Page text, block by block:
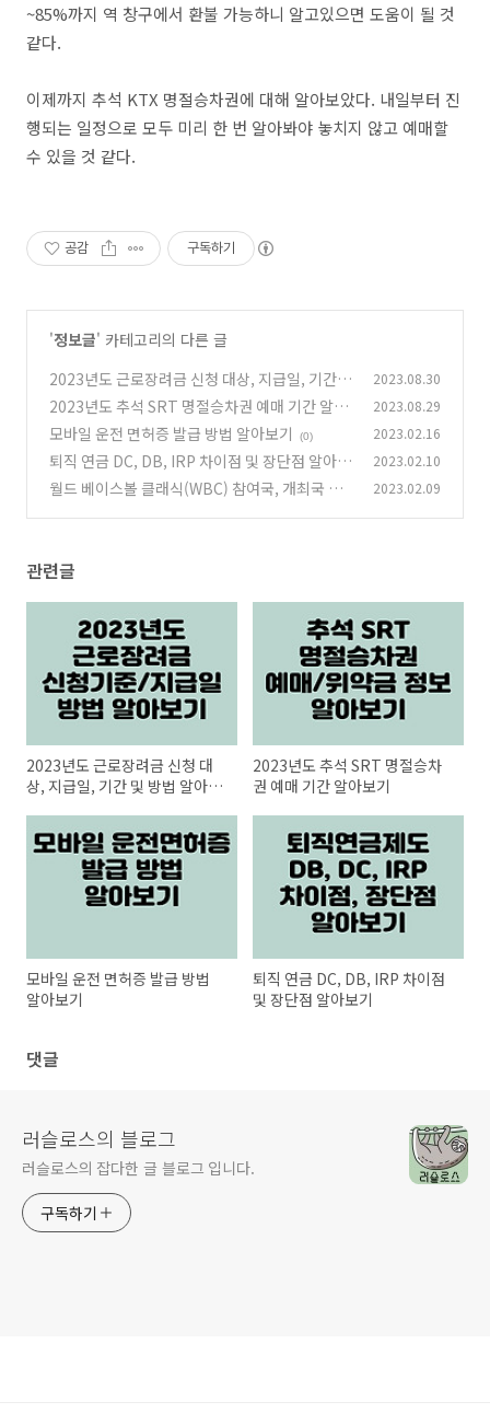
~85%까지 역 창구에서 환불 가능하니 알고있으면 도움이 될 것
같다.
이제까지 추석 KTX 명절승차권에 대해 알아보았다. 내일부터 진
행되는 일정으로 모두 미리 한 번 알아봐야 놓치지 않고 예매할
수 있을 것 같다.
공감 구독하기
'정보글' 카테고리의 다른 글
2023년도 근로장려금 신청 대상, 지급일, 기간
및 방법 알아보기 (0)
2023.08.30
2023년도 추석 SRT 명절승차권 예매 기간 알아
보기 (0)
2023.08.29
모바일 운전 면허증 발급 방법 알아보기 (0) 2023.02.16
퇴직 연금 DC, DB, IRP 차이점 및 장단점 알아보
기
(0)
2023.02.10
월드 베이스볼 클래식(WBC) 참여국, 개최국 및
2023.02.09
관련글
2023년도 근로장려금 신청 대
상, 지급일, 기간 및 방법 알아보
2023년도 추석 SRT 명절승차
권 예매 기간 알아보기
모바일 운전 면허증 발급 방법
알아보기
퇴직 연금 DC, DB, IRP 차이점
및 장단점 알아보기
댓글
러슬로스의 블로그
러슬로스의 잡다한 글 블로그 입니다.
구독하기